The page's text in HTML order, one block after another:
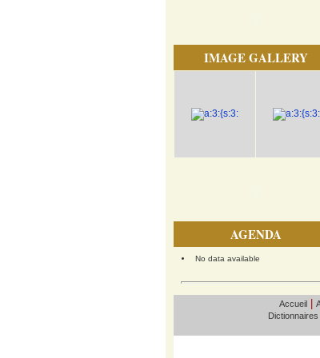
IMAGE GALLERY
AGENDA
No data available
Accueil|
Dictionnaires